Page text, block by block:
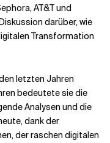
AT&T und
darüber, wie
Transformation
letzten Jahren
bedeutete sie die
Analysen und die
dank der
der raschen digitalen